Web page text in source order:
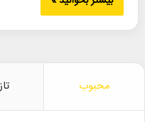
محبوب